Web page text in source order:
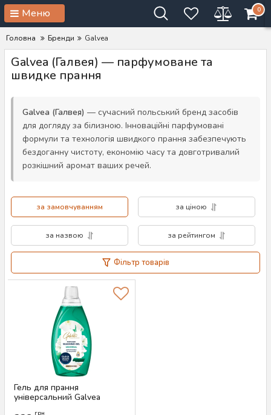
Меню 0
Головна Бренди Galvea
Galvea (Галвея) — парфумоване та
швидке прання
Galvea (Галвея) — сучасний польський бренд засобів
для догляду за білизною. Інноваційні парфумовані
формули та технологія швидкого прання забезпечують
бездоганну чистоту, економію часу та довготривалий
розкішний аромат ваших речей.
за замовчуванням за ціною
за назвою за рейтингом
Фільтр товарів
Гель для прання
універсальний Galvea
грн